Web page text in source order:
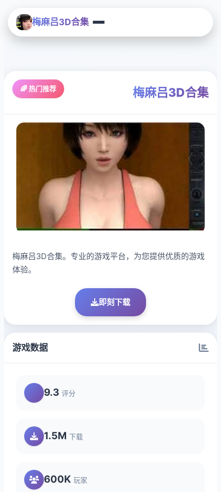
梅麻吕3D合集
🌈 热门推荐 梅麻吕3D合集
梅麻吕3D合集。专业的游戏平台，为您提供优质的游戏
体验。
即刻下载
游戏数据
9.3 评分
1.5M 下载
600K 玩家